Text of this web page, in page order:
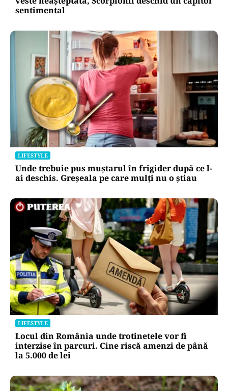
sentimental
LIFESTYLE
Unde trebuie pus muștarul în frigider după ce l-
ai deschis. Greșeala pe care mulți nu o știau
LIFESTYLE
Locul din România unde trotinetele vor fi
interzise în parcuri. Cine riscă amenzi de până
la 5.000 de lei